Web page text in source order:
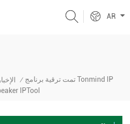
AR
/ تمت ترقية برنامج Tonmind IP
IPTool